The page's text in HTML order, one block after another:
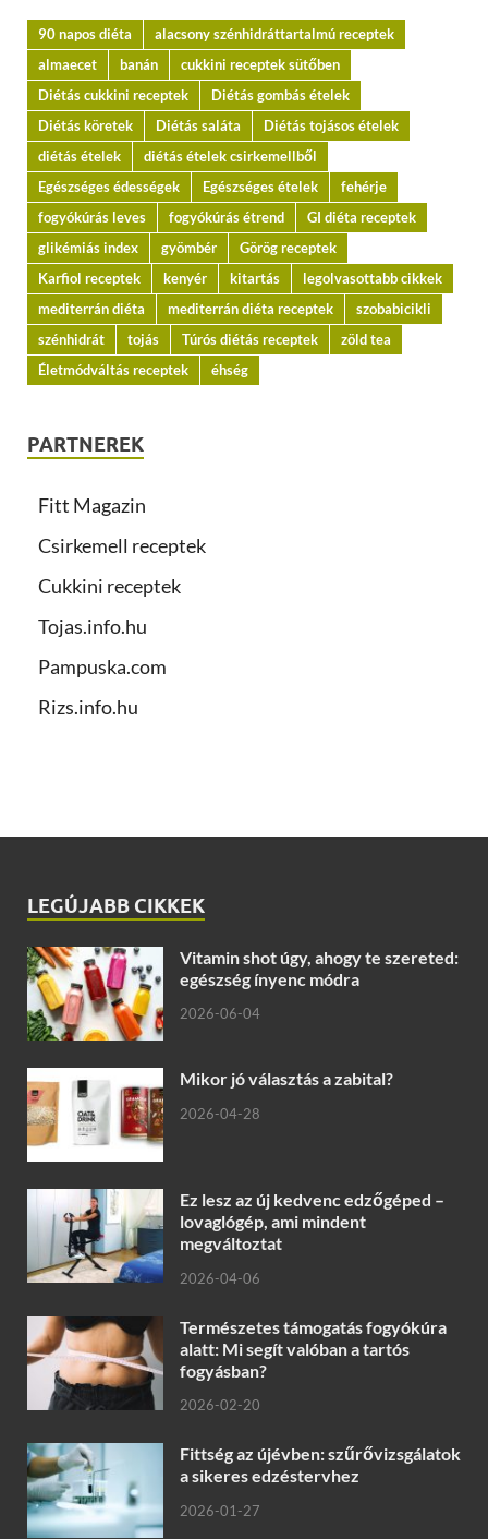
90 napos diéta
alacsony szénhidráttartalmú receptek
almaecet
banán
cukkini receptek sütőben
Diétás cukkini receptek
Diétás gombás ételek
Diétás köretek
Diétás saláta
Diétás tojásos ételek
diétás ételek
diétás ételek csirkemellből
Egészséges édességek
Egészséges ételek
fehérje
fogyókúrás leves
fogyókúrás étrend
GI diéta receptek
glikémiás index
gyömbér
Görög receptek
Karfiol receptek
kenyér kitartás
legolvasottabb cikkek
mediterrán diéta
mediterrán diéta receptek
szobabicikli
szénhidrát
tojás Túrós diétás receptek
zöld tea
Életmódváltás receptek
éhség
PARTNEREK
Fitt Magazin
Csirkemell receptek
Cukkini receptek
Tojas.info.hu
Pampuska.com
Rizs.info.hu
LEGÚJABB CIKKEK
Vitamin shot úgy, ahogy te szereted:
egészség ínyenc módra
2026-06-04
Mikor jó választás a zabital?
2026-04-28
Ez lesz az új kedvenc edzőgéped –
lovaglógép, ami mindent
megváltoztat
2026-04-06
Természetes támogatás fogyókúra
alatt: Mi segít valóban a tartós
fogyásban?
2026-02-20
Fittség az újévben: szűrővizsgálatok
a sikeres edzéstervhez
2026-01-27